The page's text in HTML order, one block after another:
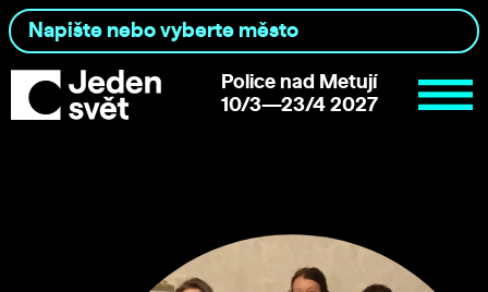
Police nad Metují
10/3—23/4 2027